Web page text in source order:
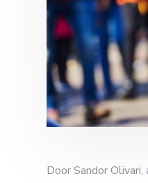
Door Sandor